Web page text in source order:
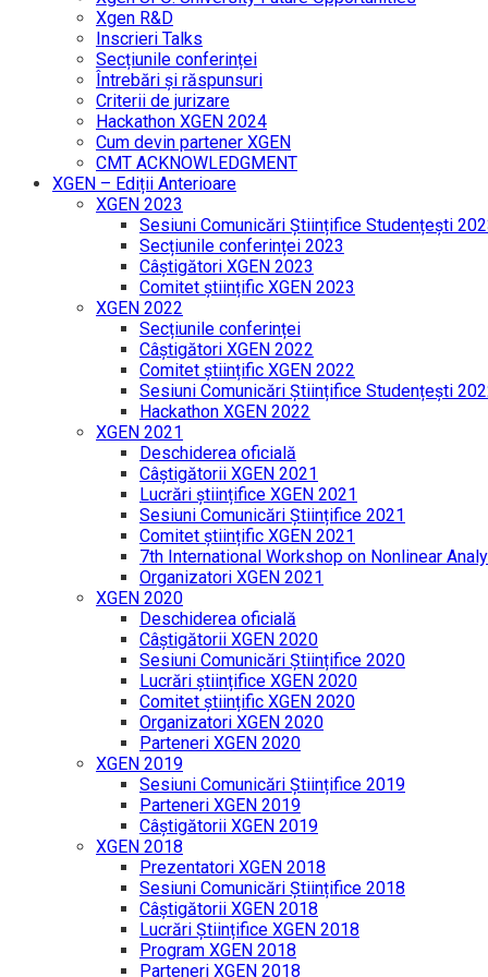
Xgen R&D
Inscrieri Talks
Secțiunile conferinței
Întrebări și răspunsuri
Criterii de jurizare
Hackathon XGEN 2024
Cum devin partener XGEN
CMT ACKNOWLEDGMENT
XGEN – Ediții Anterioare
XGEN 2023
Sesiuni Comunicări Științifice Studențești
Secțiunile conferinței 2023
Câștigători XGEN 2023
Comitet științific XGEN 2023
XGEN 2022
Secțiunile conferinței
Câștigători XGEN 2022
Comitet științific XGEN 2022
Sesiuni Comunicări Științifice Studențești
Hackathon XGEN 2022
XGEN 2021
Deschiderea oficială
Câștigătorii XGEN 2021
Lucrări științifice XGEN 2021
Sesiuni Comunicări Științifice 2021
Comitet științific XGEN 2021
7th International Workshop on Nonlinear
Organizatori XGEN 2021
XGEN 2020
Deschiderea oficială
Câștigătorii XGEN 2020
Sesiuni Comunicări Științifice 2020
Lucrări științifice XGEN 2020
Comitet științific XGEN 2020
Organizatori XGEN 2020
Parteneri XGEN 2020
XGEN 2019
Sesiuni Comunicări Științifice 2019
Parteneri XGEN 2019
Câștigătorii XGEN 2019
XGEN 2018
Prezentatori XGEN 2018
Sesiuni Comunicări Științifice 2018
Câștigătorii XGEN 2018
Lucrări Științifice XGEN 2018
Program XGEN 2018
Parteneri XGEN 2018